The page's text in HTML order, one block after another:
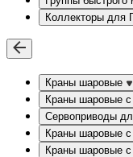
Коллекторы для
Краны шаровые
Краны шаровые
Сервоприводы
Краны шаровые с
Краны шаровые